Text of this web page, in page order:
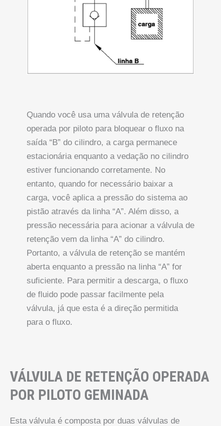
Quando você usa uma válvula de retenção
operada por piloto para bloquear o fluxo na
saída “B” do cilindro, a carga permanece
estacionária enquanto a vedação no cilindro
estiver funcionando corretamente. No
entanto, quando for necessário baixar a
carga, você aplica a pressão do sistema ao
pistão através da linha “A”. Além disso, a
pressão necessária para acionar a válvula de
retenção vem da linha “A” do cilindro.
Portanto, a válvula de retenção se mantém
aberta enquanto a pressão na linha “A” for
suficiente. Para permitir a descarga, o fluxo
de fluido pode passar facilmente pela
válvula, já que esta é a direção permitida
para o fluxo.
VÁLVULA DE RETENÇÃO OPERADA
POR PILOTO GEMINADA
Esta válvula é composta por duas válvulas de